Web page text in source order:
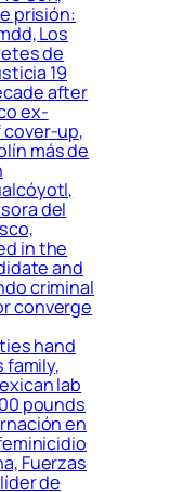
prisión:
Los
de
19
after
ex-
up,
más de
del
in the
and
criminal
converge
hand
family,
lab
pounds
en
Fuerzas
de